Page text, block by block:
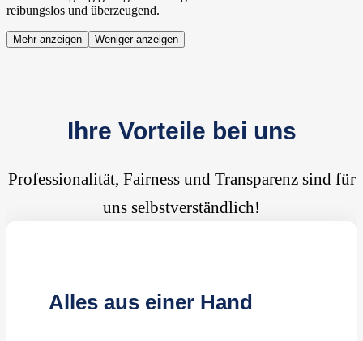
reibungslos und überzeugend.
Mehr anzeigen Weniger anzeigen
Ihre Vorteile bei uns
Professionalität, Fairness und Transparenz sind für
uns selbstverständlich!
Alles aus einer Hand